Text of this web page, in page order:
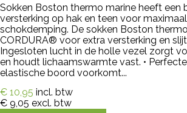
Sokken Boston thermo marine heeft
versterking op hak en teen voor
schokdemping. De sokken Boston
CORDURA® voor extra versterking en
Ingesloten lucht in de holle vezel zorgt
en houdt lichaamswarmte vast. •
elastische boord voorkomt...
€ 10,95 incl. btw
€ 9,05 excl. btw